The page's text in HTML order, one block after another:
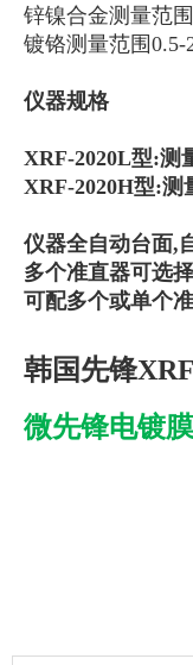
锌镍合金测量范
镀铬测量范围0.5-
仪器规格
XRF-2020L型:测
XRF-2020H型:测
仪器全自动台面,
多个准直器可选
可配多个或单个
韩国先锋
微先锋电镀